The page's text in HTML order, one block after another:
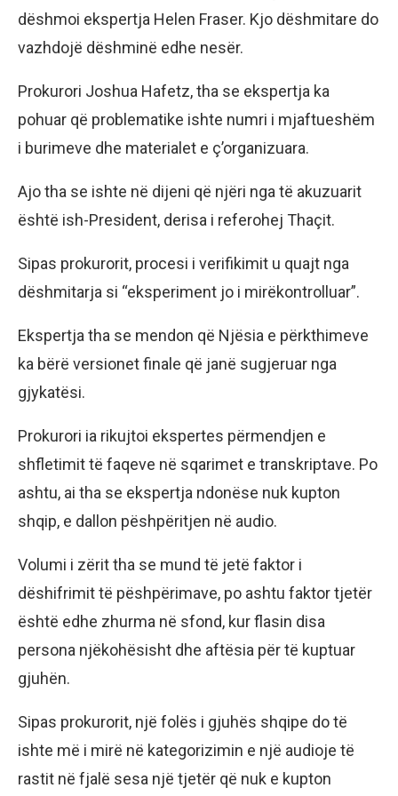
dëshmoi ekspertja Helen Fraser. Kjo dëshmitare do
vazhdojë dëshminë edhe nesër.
Prokurori Joshua Hafetz, tha se ekspertja ka
pohuar që problematike ishte numri i mjaftueshëm
i burimeve dhe materialet e ç’organizuara.
Ajo tha se ishte në dijeni që njëri nga të akuzuarit
është ish-President, derisa i referohej Thaçit.
Sipas prokurorit, procesi i verifikimit u quajt nga
dëshmitarja si “eksperiment jo i mirëkontrolluar”.
Ekspertja tha se mendon që Njësia e përkthimeve
ka bërë versionet finale që janë sugjeruar nga
gjykatësi.
Prokurori ia rikujtoi ekspertes përmendjen e
shfletimit të faqeve në sqarimet e transkriptave. Po
ashtu, ai tha se ekspertja ndonëse nuk kupton
shqip, e dallon pëshpëritjen në audio.
Volumi i zërit tha se mund të jetë faktor i
dëshifrimit të pëshpërimave, po ashtu faktor tjetër
është edhe zhurma në sfond, kur flasin disa
persona njëkohësisht dhe aftësia për të kuptuar
gjuhën.
Sipas prokurorit, një folës i gjuhës shqipe do të
ishte më i mirë në kategorizimin e një audioje të
rastit në fjalë sesa një tjetër që nuk e kupton